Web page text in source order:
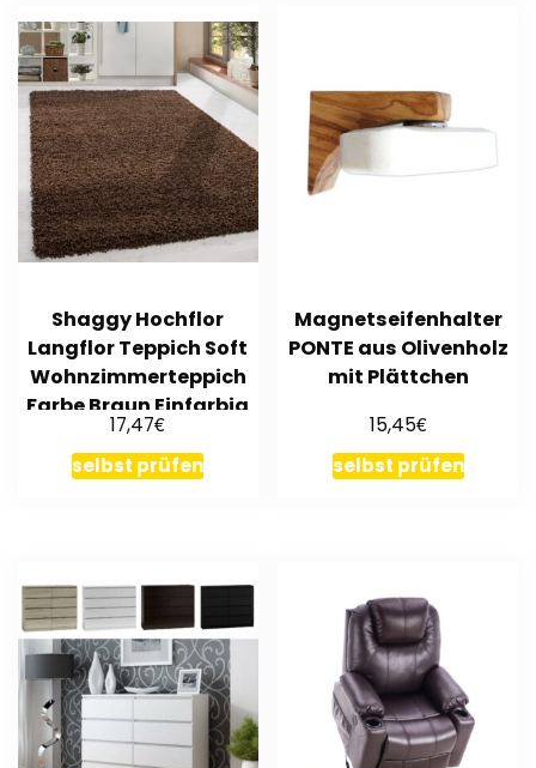
Shaggy Hochflor
Langflor Teppich Soft
Wohnzimmerteppich
Farbe Braun Einfarbig
17,47€
selbst prüfen
Magnetseifenhalter
PONTE aus Olivenholz
mit Plättchen
15,45€
selbst prüfen